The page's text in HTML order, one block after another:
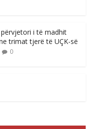
i të madhit
trimat tjerë të UÇK-së
0